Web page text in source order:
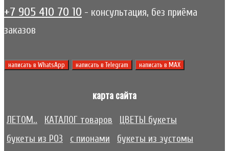
+7 905 410 70 10 - консультация, без приёма
заказов
написать в WhatsApp написать в Telegram написать в МАХ
карта сайта
ЛЕТОМ.. КАТАЛОГ товаров
ЦВЕТЫ букеты
букеты из РОЗ
с пионами
букеты из эустомы